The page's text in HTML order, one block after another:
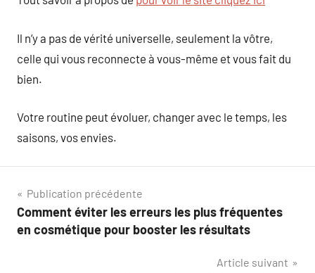
Il n’y a pas de vérité universelle, seulement la vôtre,
celle qui vous reconnecte à vous-même et vous fait du
bien.
Votre routine peut évoluer, changer avec le temps, les
saisons, vos envies.
Navigation
de
Publication précédente
Comment éviter les erreurs les plus fréquentes
en cosmétique pour booster les résultats
Article suivant